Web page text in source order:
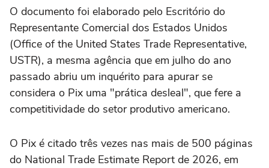
O documento foi elaborado pelo Escritório do
Representante Comercial dos Estados Unidos
(Office of the United States Trade Representative,
USTR), a mesma agência que em julho do ano
passado abriu um inquérito para apurar se
considera o Pix uma "prática desleal", que fere a
competitividade do setor produtivo americano.
O Pix é citado três vezes nas mais de 500 páginas
do National Trade Estimate Report de 2026, em